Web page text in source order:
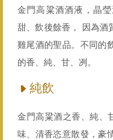
金門高粱酒酒液，晶
甜、飲後餘香， 因為酒
雞尾酒的聖品。不同的
的香、純、甘、冽。
純飲
金門高粱酒之香、純、
味、清香恣意散發，豪